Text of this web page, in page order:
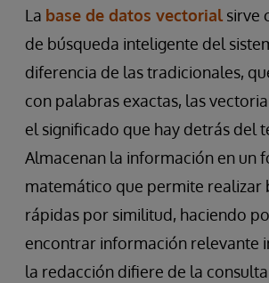
La base de datos vectorial sirve
de búsqueda inteligente del
diferencia de las tradicionales,
con palabras exactas, las
el significado que hay detrás del
Almacenan la información en un
matemático que permite realizar
rápidas por similitud, haciendo
encontrar información relevante
la redacción difiere de la consulta